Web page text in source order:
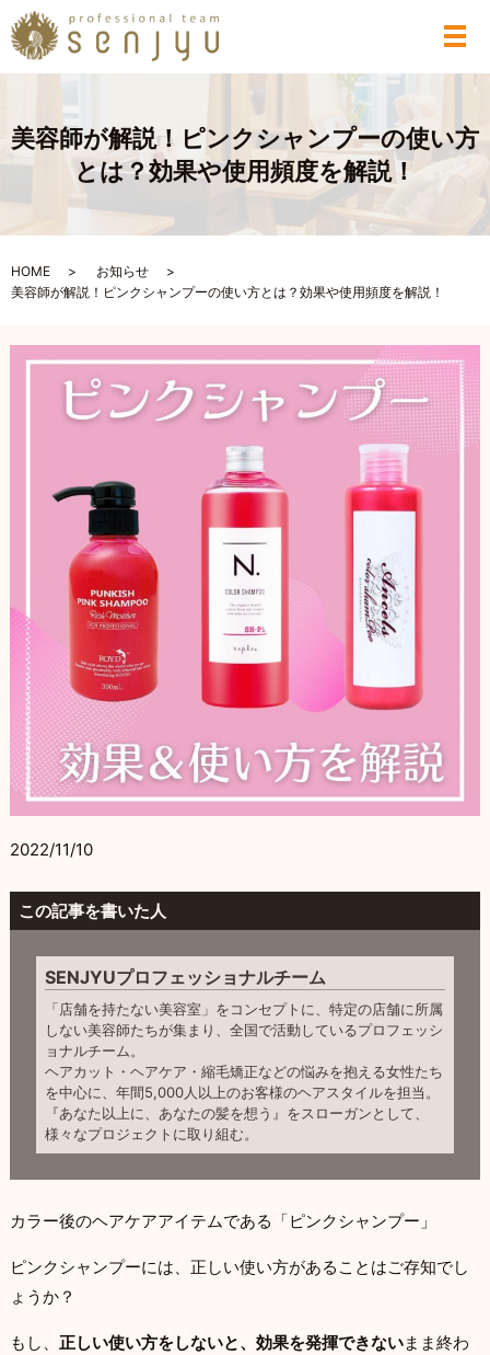
メ
美容師が解説！ピンクシャンプーの使い方
とは？効果や使用頻度を解説！
HOME
お知らせ
美容師が解説！ピンクシャンプーの使い方とは？効果や使用頻度を解説！
2022/11/10
この記事を書いた人
SENJYUプロフェッショナルチーム
「店舗を持たない美容室」をコンセプトに、特定の店舗に所属
しない美容師たちが集まり、全国で活動しているプロフェッシ
ョナルチーム。
ヘアカット・ヘアケア・縮毛矯正などの悩みを抱える女性たち
を中心に、年間5,000人以上のお客様のヘアスタイルを担当。
『あなた以上に、あなたの髪を想う』をスローガンとして、
様々なプロジェクトに取り組む。
カラー後のヘアケアアイテムである「ピンクシャンプー」
ピンクシャンプーには、正しい使い方があることはご存知でし
ょうか？
もし、 正しい使い方をしないと、効果を発揮できないまま終わ